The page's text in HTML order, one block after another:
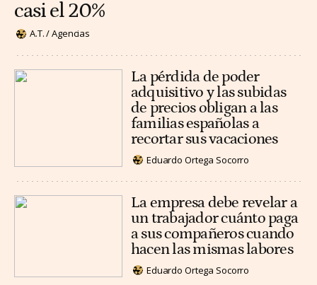
casi el 20%
A.T. / Agencias
La pérdida de poder
adquisitivo y las subidas
de precios obligan a las
familias españolas a
recortar sus vacaciones
Eduardo Ortega Socorro
La empresa debe revelar a
un trabajador cuánto paga
a sus compañeros cuando
hacen las mismas labores
Eduardo Ortega Socorro